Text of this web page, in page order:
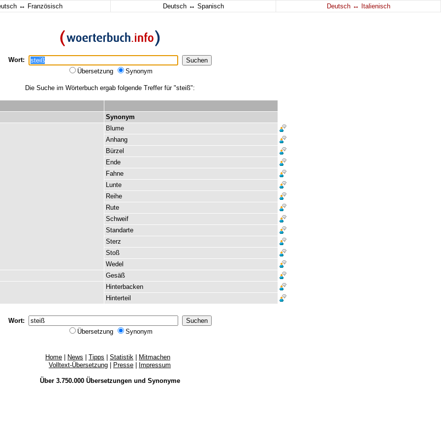
↔ Französisch Deutsch ↔ Spanisch Deutsch ↔ Italienisch
Wort:
Übersetzung
Synonym
Die Suche im Wörterbuch ergab folgende Treffer für "steiß":
Synonym
Blume
Anhang
Bürzel
Ende
Fahne
Lunte
Reihe
Rute
Schweif
Standarte
Sterz
Stoß
Wedel
Gesäß
Hinterbacken
Hinterteil
Wort:
Übersetzung
Synonym
Home News Tipps Statistik
Mitmachen
Volltext-Übersetzung
Presse Impressum
Über 3.750.000 Übersetzungenund Synonyme